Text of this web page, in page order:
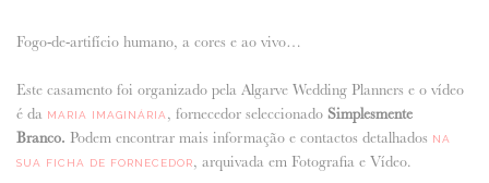
Fogo-de-artifício humano, a cores e ao vivo…
Este casamento foi organizado pela Algarve Wedding Planners e o vídeo
é da
MARIA IMAGINÁRIA , fornecedor seleccionadoSimplesmente
Branco. Podem encontrar mais informação e contactos detalhados NA
SUA FICHA DE FORNECEDOR, arquivada em Fotografia e Vídeo.